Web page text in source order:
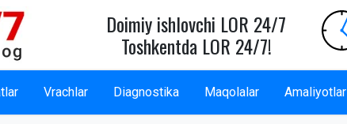
Doimiy ishlovchi LOR 24/7
Toshkentda LOR 24/7!
Vrachlar Diagnostika Maqolalar Amaliyotlar